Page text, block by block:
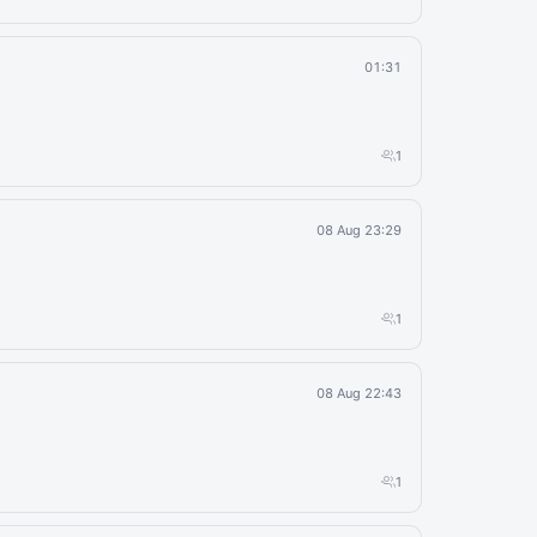
01:31
1
08 Aug 23:29
1
08 Aug 22:43
1